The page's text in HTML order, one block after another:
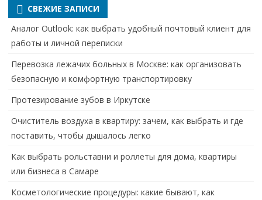
СВЕЖИЕ ЗАПИСИ
Аналог Outlook: как выбрать удобный почтовый клиент для
работы и личной переписки
Перевозка лежачих больных в Москве: как организовать
безопасную и комфортную транспортировку
Протезирование зубов в Иркутске
Очиститель воздуха в квартиру: зачем, как выбрать и где
поставить, чтобы дышалось легко
Как выбрать рольставни и роллеты для дома, квартиры
или бизнеса в Самаре
Косметологические процедуры: какие бывают, как